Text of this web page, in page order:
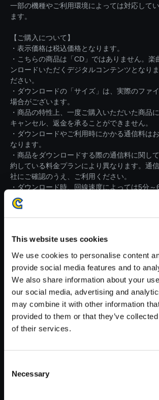
This website uses cookies
We use cookies to personalise content
provide social media features and to
We also share information about your
our social media, advertising and
may combine it with other information
provided to them or that they’ve
of their services.
Selection
Necessary
一部の機種やご利用環境によっては対応して
ます。
【ご購入について】
・表示価格は税込価格となります。
・こちらの商品は「CD」ではありません。楽
ンロードいただくデジタルコンテンツとなり
ださい。
・ダウンロードの「サイズ」は、実際のファ
場合がございます。
・商品の特性上、一度ご購入いただいた商品
キャンセル、返金を承ることができません。
・ダウンロードやご利用時にかかる通信料は
なります。
・商品をダウンロードする際の通信料に関し
約している料金プランにより異なります。通
社にご確認のうえ、ご利用ください。
・ダウンロード時、回線速度によっては5分
がかかる場合がございます。
※ご購入いただいたファイルのダウンロード
が安定しているWifi環境でお試しください。
【単曲】
RONICLE BEST
RESULT